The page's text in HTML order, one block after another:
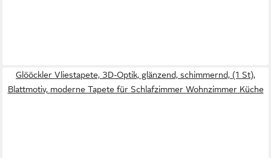
Glööckler Vliestapete, 3D-Optik, glänzend, schimmernd, (1 St),
Blattmotiv, moderne Tapete für Schlafzimmer Wohnzimmer Küche